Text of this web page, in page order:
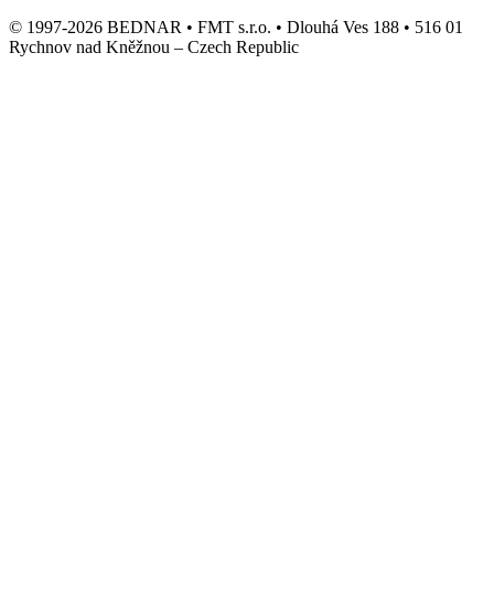
© 1997-2026 BEDNAR • FMT s.r.o. • Dlouhá Ves 188 • 516 01
Rychnov nad Kněžnou – Czech Republic